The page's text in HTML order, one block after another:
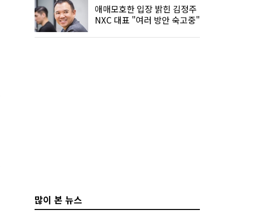
애매모호한 입장 밝힌 김정주
NXC 대표 "여러 방안 숙고중"
많이 본 뉴스